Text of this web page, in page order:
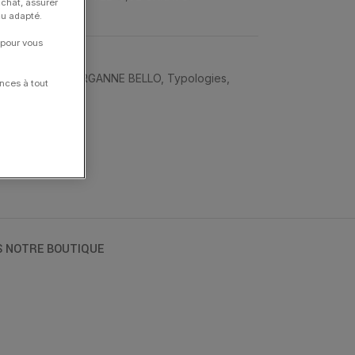
d'Oreilles MORGANNE BELLO, Typologies
NOTRE BOUTIQUE
assurer
adapté.
vous
à tout